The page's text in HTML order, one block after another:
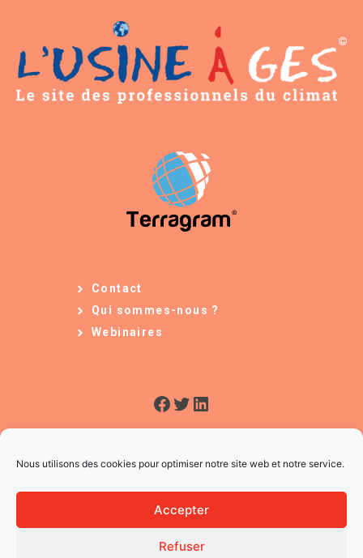
Nous utilisons des cookies pour optimiser notre site web et notre service.
Accepter
Refuser
Contact
Qui sommes-nous ?
Webinaires
Facebook
Twitter
LinkedIn
© 2026 L'Usine à Ges